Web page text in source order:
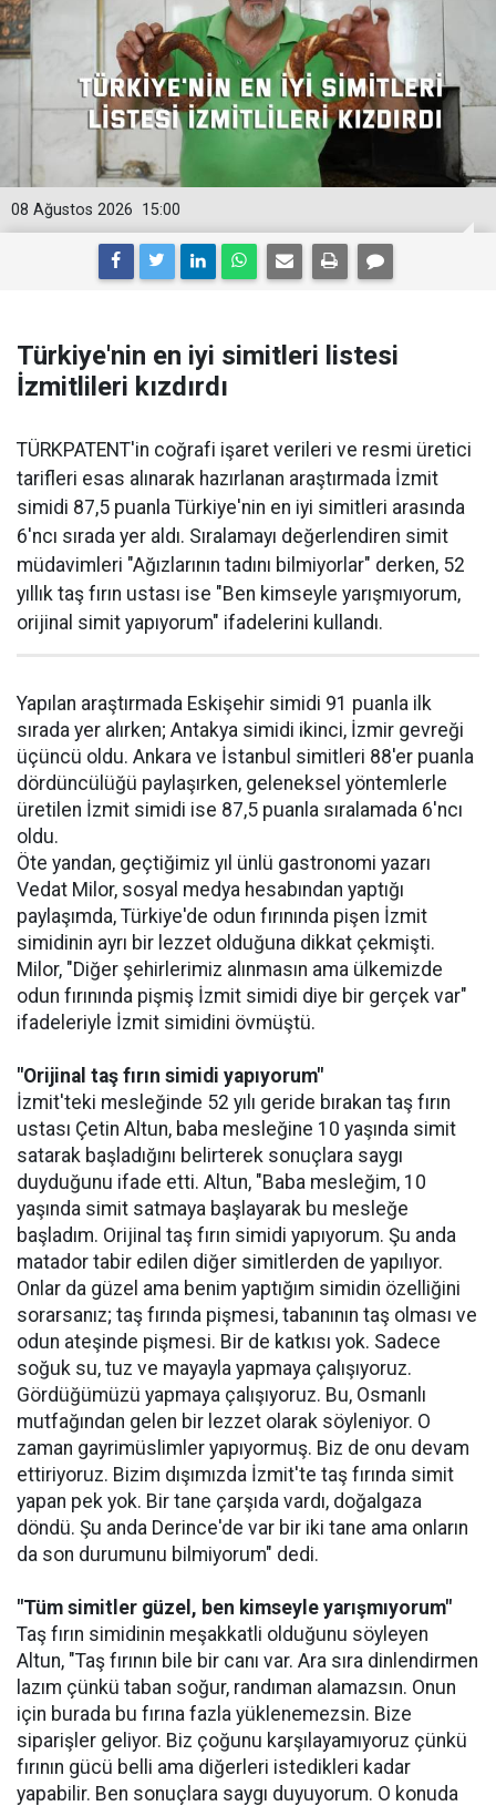
15:00
08 Ağustos 2026
Türkiye'nin en iyi simitleri listesi
İzmitlileri kızdırdı
TÜRKPATENT'in coğrafi işaret verileri ve resmi üretici
tarifleri esas alınarak hazırlanan araştırmada İzmit
simidi 87,5 puanla Türkiye'nin en iyi simitleri arasında
6'ncı sırada yer aldı. Sıralamayı değerlendiren simit
müdavimleri "Ağızlarının tadını bilmiyorlar" derken, 52
yıllık taş fırın ustası ise "Ben kimseyle yarışmıyorum,
orijinal simit yapıyorum" ifadelerini kullandı.
Yapılan araştırmada Eskişehir simidi 91 puanla ilk
sırada yer alırken; Antakya simidi ikinci, İzmir gevreği
üçüncü oldu. Ankara ve İstanbul simitleri 88'er puanla
dördüncülüğü paylaşırken, geleneksel yöntemlerle
üretilen İzmit simidi ise 87,5 puanla sıralamada 6'ncı
oldu.
Öte yandan, geçtiğimiz yıl ünlü gastronomi yazarı
Vedat Milor, sosyal medya hesabından yaptığı
paylaşımda, Türkiye'de odun fırınında pişen İzmit
simidinin ayrı bir lezzet olduğuna dikkat çekmişti.
Milor, "Diğer şehirlerimiz alınmasın ama ülkemizde
odun fırınında pişmiş İzmit simidi diye bir gerçek var"
ifadeleriyle İzmit simidini övmüştü.
"Orijinal taş fırın simidi yapıyorum"
İzmit'teki mesleğinde 52 yılı geride bırakan taş fırın
ustası Çetin Altun, baba mesleğine 10 yaşında simit
satarak başladığını belirterek sonuçlara saygı
duyduğunu ifade etti. Altun, "Baba mesleğim, 10
yaşında simit satmaya başlayarak bu mesleğe
başladım. Orijinal taş fırın simidi yapıyorum. Şu anda
matador tabir edilen diğer simitlerden de yapılıyor.
Onlar da güzel ama benim yaptığım simidin özelliğini
sorarsanız; taş fırında pişmesi, tabanının taş olması ve
odun ateşinde pişmesi. Bir de katkısı yok. Sadece
soğuk su, tuz ve mayayla yapmaya çalışıyoruz.
Gördüğümüzü yapmaya çalışıyoruz. Bu, Osmanlı
mutfağından gelen bir lezzet olarak söyleniyor. O
zaman gayrimüslimler yapıyormuş. Biz de onu devam
ettiriyoruz. Bizim dışımızda İzmit'te taş fırında simit
yapan pek yok. Bir tane çarşıda vardı, doğalgaza
döndü. Şu anda Derince'de var bir iki tane ama onların
da son durumunu bilmiyorum" dedi.
"Tüm simitler güzel, ben kimseyle yarışmıyorum"
Taş fırın simidinin meşakkatli olduğunu söyleyen
Altun, "Taş fırının bile bir canı var. Ara sıra dinlendirmen
lazım çünkü taban soğur, randıman alamazsın. Onun
için burada bu fırına fazla yüklenemezsin. Bize
siparişler geliyor. Biz çoğunu karşılayamıyoruz çünkü
fırının gücü belli ama diğerleri istedikleri kadar
yapabilir. Ben sonuçlara saygı duyuyorum. O konuda